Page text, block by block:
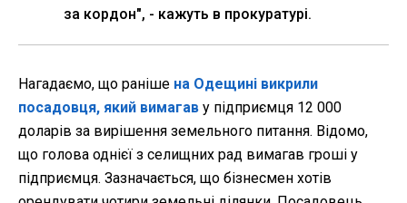
за кордон", - кажуть в прокуратурі.
Нагадаємо, що раніше на Одещині викрили
посадовця, який вимагав у підприємця 12 000
доларів за вирішення земельного питання. Відомо,
що голова однієї з селищних рад вимагав гроші у
підприємця. Зазначається, що бізнесмен хотів